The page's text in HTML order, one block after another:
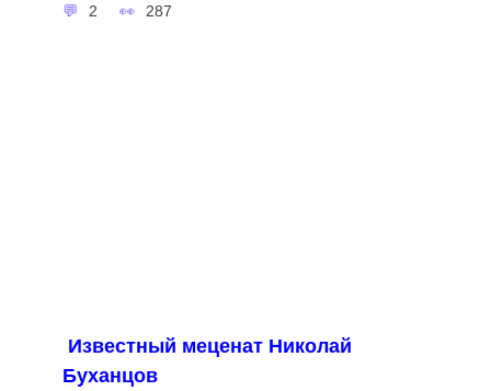
2 287
Известный меценат Николай
Буханцов